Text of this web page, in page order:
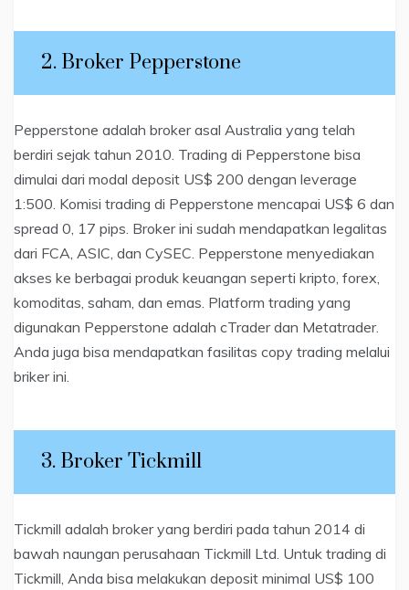
2. Broker Pepperstone
Pepperstone adalah broker asal Australia yang telah
berdiri sejak tahun 2010. Trading di Pepperstone bisa
dimulai dari modal deposit US$ 200 dengan leverage
1:500. Komisi trading di Pepperstone mencapai US$ 6 dan
spread 0, 17 pips. Broker ini sudah mendapatkan legalitas
dari FCA, ASIC, dan CySEC. Pepperstone menyediakan
akses ke berbagai produk keuangan seperti kripto, forex,
komoditas, saham, dan emas. Platform trading yang
digunakan Pepperstone adalah cTrader dan Metatrader.
Anda juga bisa mendapatkan fasilitas copy trading melalui
briker ini.
3. Broker Tickmill
Tickmill adalah broker yang berdiri pada tahun 2014 di
bawah naungan perusahaan Tickmill Ltd. Untuk trading di
Tickmill, Anda bisa melakukan deposit minimal US$ 100